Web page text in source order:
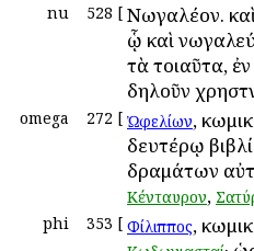
nu 528 [ Νωγαλέον.
ᾧ καὶ
τὰ τοιαῦτα,
δηλοῦν
omega 272 [ Ὠφελίων,
δευτέρῳ
δραμάτων
Κένταυρον,
phi 353 [ Φίλιππος,